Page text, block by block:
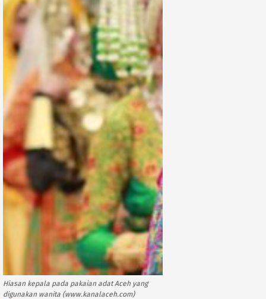
Hiasan kepala pada pakaian adat Aceh yang
digunakan wanita (www.kanalaceh.com)